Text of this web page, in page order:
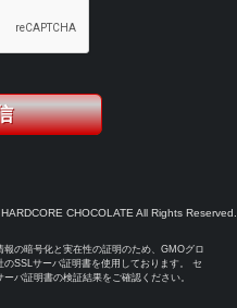
CHOCOLATE All Rights Reserved.
報の暗号化と実在性の証明のため、GMOグロ
のSSLサーバ証明書を使用しております。 セ
バ証明書の検証結果をご確認ください。